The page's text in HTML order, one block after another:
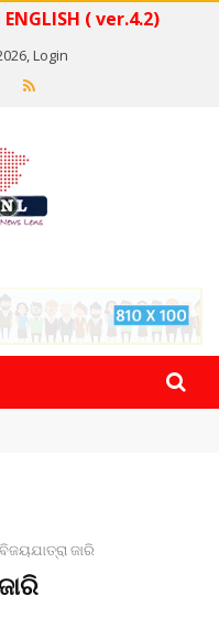
ver.4.2)
Login
ଡିଜିଟାଲ୍ ନେଣଦେଣ ...
ଜାରି